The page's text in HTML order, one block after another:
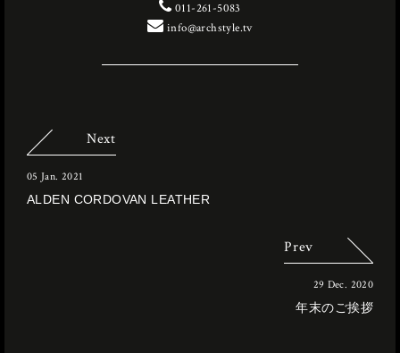
011-261-5083
info@archstyle.tv
Next
05 Jan. 2021
ALDEN CORDOVAN LEATHER
Prev
29 Dec. 2020
年末のご挨拶